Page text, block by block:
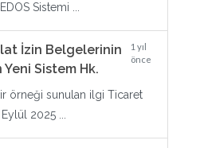
Sistemi ...
İzin Belgelerinin
Sistem Hk.
1 yıl
önce
örneği sunulan ilgi Ticaret
2025 ...